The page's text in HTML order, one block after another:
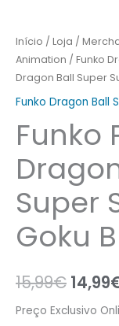
Início / Loja /
Animation / Funko
Dragon Ball Super
Funko Dragon Ball
Funko
Super
Goku
15,99€ 14,99
Preço Exclusivo